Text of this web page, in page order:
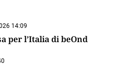
14:09
per l’Italia di beOnd